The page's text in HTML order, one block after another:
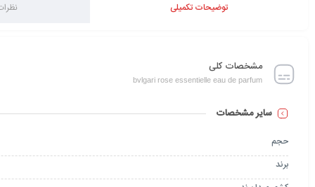
توضیحات تکمیلی
مشخصات کلی
bvlgari rose essentielle eau de parfum
سایر مشخصات
حجم
برند